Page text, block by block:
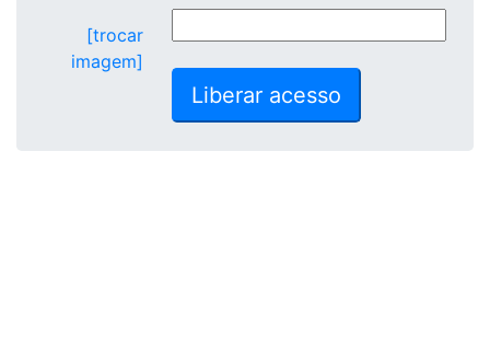
[trocar
imagem]